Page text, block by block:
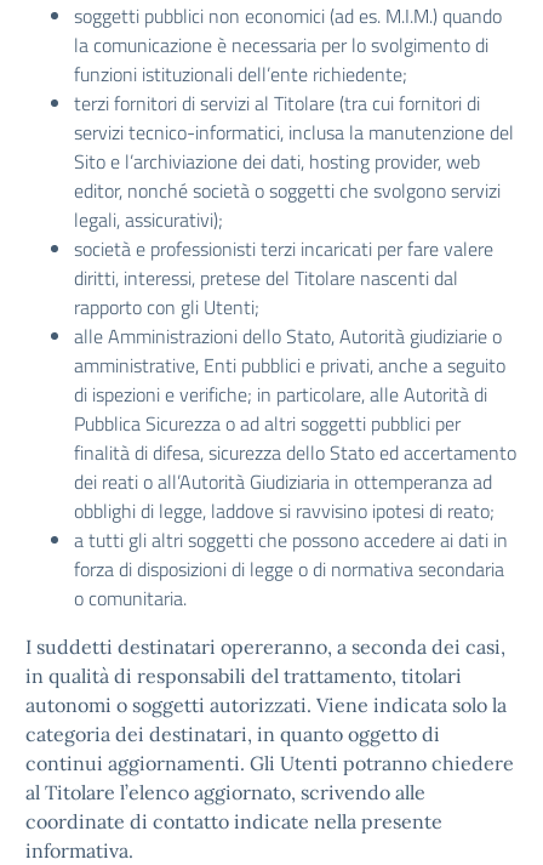
soggetti pubblici non economici (ad es. M.I.M.) quando
la comunicazione è necessaria per lo svolgimento di
funzioni istituzionali dell’ente richiedente;
terzi fornitori di servizi al Titolare (tra cui fornitori di
servizi tecnico-informatici, inclusa la manutenzione del
Sito e l’archiviazione dei dati, hosting provider, web
editor, nonché società o soggetti che svolgono servizi
legali, assicurativi);
società e professionisti terzi incaricati per fare valere
diritti, interessi, pretese del Titolare nascenti dal
rapporto con gli Utenti;
alle Amministrazioni dello Stato, Autorità giudiziarie o
amministrative, Enti pubblici e privati, anche a seguito
di ispezioni e verifiche; in particolare, alle Autorità di
Pubblica Sicurezza o ad altri soggetti pubblici per
finalità di difesa, sicurezza dello Stato ed accertamento
dei reati o all’Autorità Giudiziaria in ottemperanza ad
obblighi di legge, laddove si ravvisino ipotesi di reato;
a tutti gli altri soggetti che possono accedere ai dati in
forza di disposizioni di legge o di normativa secondaria
o comunitaria.
I suddetti destinatari opereranno, a seconda dei casi,
in qualità di responsabili del trattamento, titolari
autonomi o soggetti autorizzati. Viene indicata solo la
categoria dei destinatari, in quanto oggetto di
continui aggiornamenti. Gli Utenti potranno chiedere
al Titolare l’elenco aggiornato, scrivendo alle
coordinate di contatto indicate nella presente
informativa.